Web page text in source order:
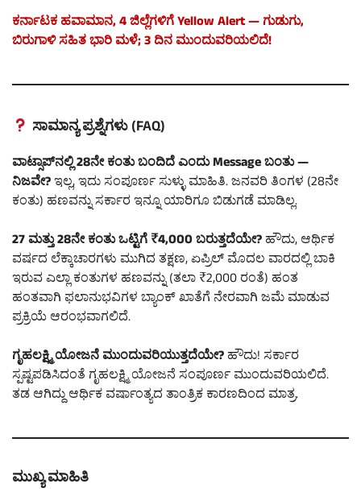
ಕರ್ನಾಟಕ ಹವಾಮಾನ, 4 ಜಿಲ್ಲೆಗಳಿಗೆ Yellow Alert — ಗುಡುಗು,
ಬಿರುಗಾಳಿ ಸಹಿತ ಭಾರಿ ಮಳೆ; 3 ದಿನ ಮುಂದುವರಿಯಲಿದೆ!
ಸಾಮಾನ್ಯ ಪ್ರಶ್ನೆಗಳು (FAQ)
ವಾಟ್ಸಾಪ್‌ನಲ್ಲಿ 28ನೇ ಕಂತು ಬಂದಿದೆ ಎಂದು Message ಬಂತು —
ನಿಜವೇ?ಇಲ್ಲ, ಇದು ಸಂಪೂರ್ಣ ಸುಳ್ಳು ಮಾಹಿತಿ. ಜನವರಿ ತಿಂಗಳ (28ನೇ
ಕಂತು) ಹಣವನ್ನು ಸರ್ಕಾರ ಇನ್ನೂ ಯಾರಿಗೂ ಬಿಡುಗಡೆ ಮಾಡಿಲ್ಲ.
27 ಮತ್ತು 28ನೇ ಕಂತು ಒಟ್ಟಿಗೆ ₹4,000 ಬರುತ್ತದೆಯೇ?ಹೌದು, ಆರ್ಥಿಕ
ವರ್ಷದ ಲೆಕ್ಕಾಚಾರಗಳು ಮುಗಿದ ತಕ್ಷಣ, ಏಪ್ರಿಲ್ ಮೊದಲ ವಾರದಲ್ಲಿ ಬಾಕಿ
ಇರುವ ಎಲ್ಲಾ ಕಂತುಗಳ ಹಣವನ್ನು (ತಲಾ ₹2,000 ರಂತೆ) ಹಂತ
ಹಂತವಾಗಿ ಫಲಾನುಭವಿಗಳ ಬ್ಯಾಂಕ್ ಖಾತೆಗೆ ನೇರವಾಗಿ ಜಮೆ ಮಾಡುವ
ಪ್ರಕ್ರಿಯೆ ಆರಂಭವಾಗಲಿದೆ.
ಗೃಹಲಕ್ಷ್ಮಿ ಯೋಜನೆ ಮುಂದುವರಿಯುತ್ತದೆಯೇ?ಹೌದು! ಸರ್ಕಾರ
ಸ್ಪಷ್ಟಪಡಿಸಿದಂತೆ ಗೃಹಲಕ್ಷ್ಮಿ ಯೋಜನೆ ಸಂಪೂರ್ಣ ಮುಂದುವರಿಯಲಿದೆ.
ತಡ ಆಗಿದ್ದು ಆರ್ಥಿಕ ವರ್ಷಾಂತ್ಯದ ತಾಂತ್ರಿಕ ಕಾರಣದಿಂದ ಮಾತ್ರ.
ಮುಖ್ಯ ಮಾಹಿತಿ